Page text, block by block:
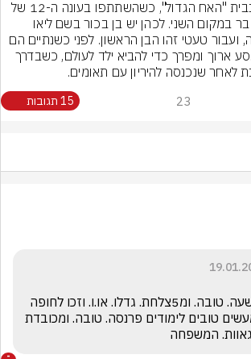
לאחר שנכנסה להיריון עם תאומים.
23 15 תגובות